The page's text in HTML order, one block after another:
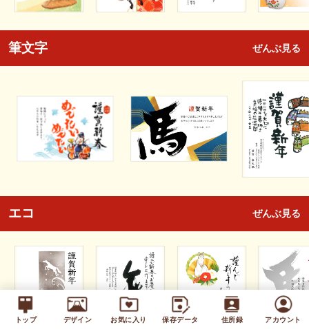
トップ デザイン お気に入り 保存データ 住所録 アカウント
筆文字 ぜんぶ見る
エコ ぜんぶ見る